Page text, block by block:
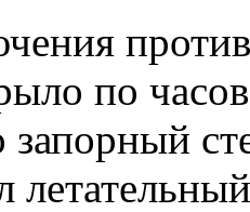
по
запорный